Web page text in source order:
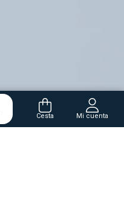
Cesta Mi cuenta